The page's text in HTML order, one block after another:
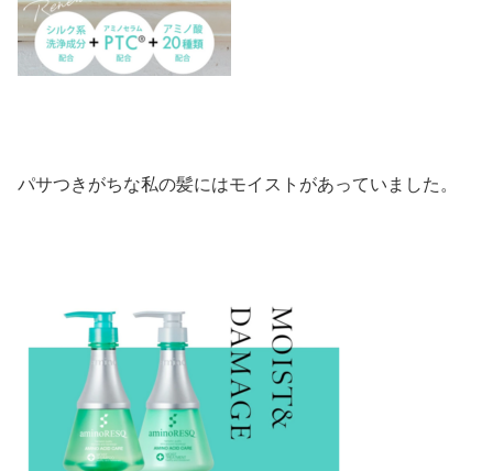
パサつきがちな私の髪にはモイストがあっていました。